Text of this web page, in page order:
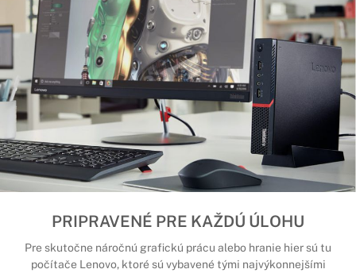
PRIPRAVENÉ PRE KAŽDÚ ÚLOHU
Pre skutočne náročnú grafickú prácu alebo hranie hier sú tu
počítače Lenovo, ktoré sú vybavené tými najvýkonnejšími